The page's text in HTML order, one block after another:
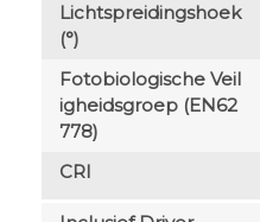
Lichtspreidingshoek
(°)
Fotobiologische Veil
Igheidsgroep (EN62
778)
CRI